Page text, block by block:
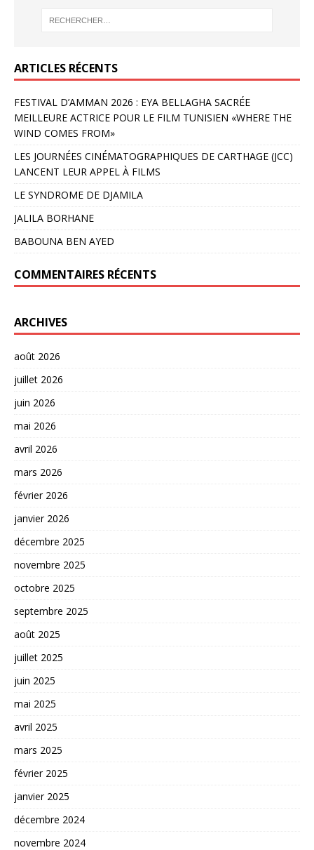
ARTICLES RÉCENTS
FESTIVAL D’AMMAN 2026 : EYA BELLAGHA SACRÉE
MEILLEURE ACTRICE POUR LE FILM TUNISIEN «WHERE THE
WIND COMES FROM»
LES JOURNÉES CINÉMATOGRAPHIQUES DE CARTHAGE (JCC)
LANCENT LEUR APPEL À FILMS
LE SYNDROME DE DJAMILA
JALILA BORHANE
BABOUNA BEN AYED
COMMENTAIRES RÉCENTS
ARCHIVES
août 2026
juillet 2026
juin 2026
mai 2026
avril 2026
mars 2026
février 2026
janvier 2026
décembre 2025
novembre 2025
octobre 2025
septembre 2025
août 2025
juillet 2025
juin 2025
mai 2025
avril 2025
mars 2025
février 2025
janvier 2025
décembre 2024
novembre 2024